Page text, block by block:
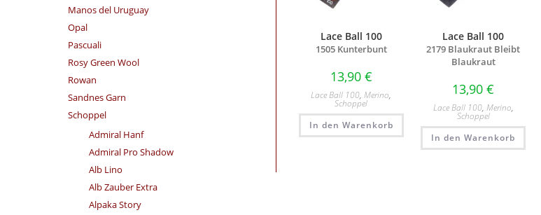
Lace Ball 100
1505 Kunterbunt
13,90 €
Lace Ball 100,Merino,
Schoppel
In den Warenkorb
Lace Ball 100
2179 Blaukraut Bleibt
Blaukraut
13,90€
Lace Ball 100, Merino,
Schoppel
In den Warenkorb
Manos del Uruguay
Opal
Pascuali
Rosy Green Wool
Rowan
Sandnes Garn
Schoppel
Admiral Hanf
Admiral Pro Shadow
Alb Lino
Alb Zauber Extra
Alpaka Story